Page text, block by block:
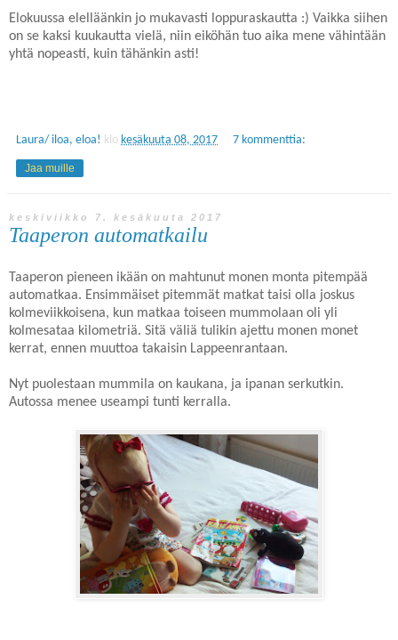
Elokuussa elelläänkin jo mukavasti loppuraskautta :) Vaikka siihen
on se kaksi kuukautta vielä, niin eiköhän tuo aika mene vähintään
yhtä nopeasti, kuin tähänkin asti!
Laura/ iloa, eloa! klo kesäkuuta 08, 2017 7 kommenttia:
Jaa muille
keskiviikko 7. kesäkuuta 2017
Taaperon automatkailu
Taaperon pieneen ikään on mahtunut monen monta pitempää
automatkaa. Ensimmäiset pitemmät matkat taisi olla joskus
kolmeviikkoisena, kun matkaa toiseen mummolaan oli yli
kolmesataa kilometriä. Sitä väliä tulikin ajettu monen monet
kerrat, ennen muuttoa takaisin Lappeenrantaan.
Nyt puolestaan mummila on kaukana, ja ipanan serkutkin.
Autossa menee useampi tunti kerralla.